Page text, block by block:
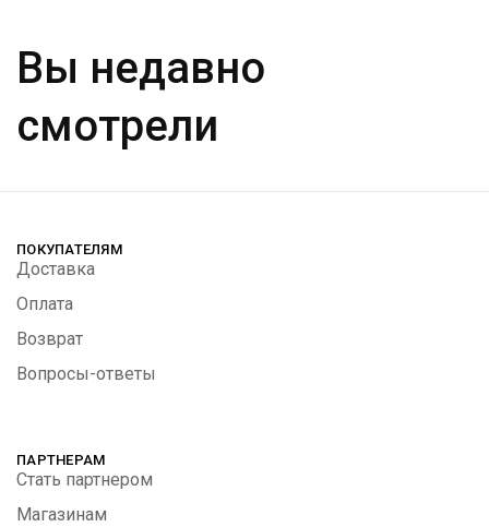
Вы недавно
смотрели
ПОКУПАТЕЛЯМ
Доставка
Оплата
Возврат
Вопросы-ответы
ПАРТНЕРАМ
Стать партнером
Магазинам